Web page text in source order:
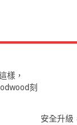
樣，
刻
安全升級